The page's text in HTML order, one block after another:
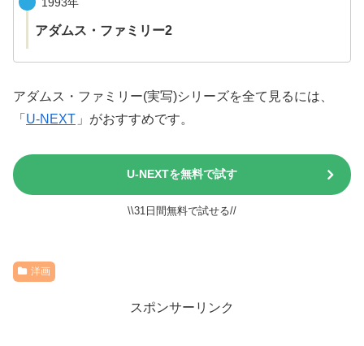
アダムス・ファミリー2
アダムス・ファミリー(実写)シリーズを全て見るには、
「 U-NEXT 」がおすすめです。
U-NEXTを無料で試す
\\31日間無料で試せる//
洋画
スポンサーリンク